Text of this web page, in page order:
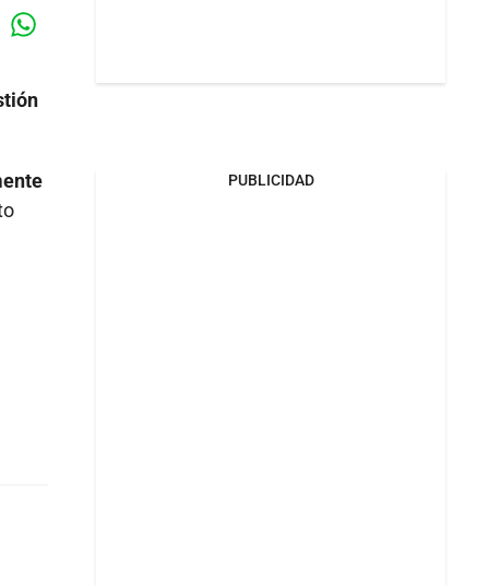
PUBLICIDAD